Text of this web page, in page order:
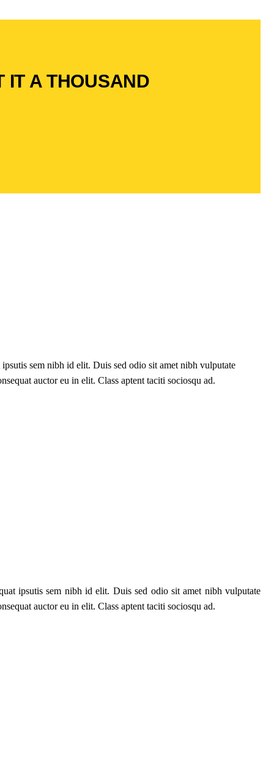
IT A THOUSAND
sem nibh id elit. Duis sed odio sit amet nibh vulputate
auctor eu in elit. Class aptent taciti sociosqu ad.
ipsutis sem nibh id elit. Duis sed odio sit amet nibh vulputate
auctor eu in elit. Class aptent taciti sociosqu ad.